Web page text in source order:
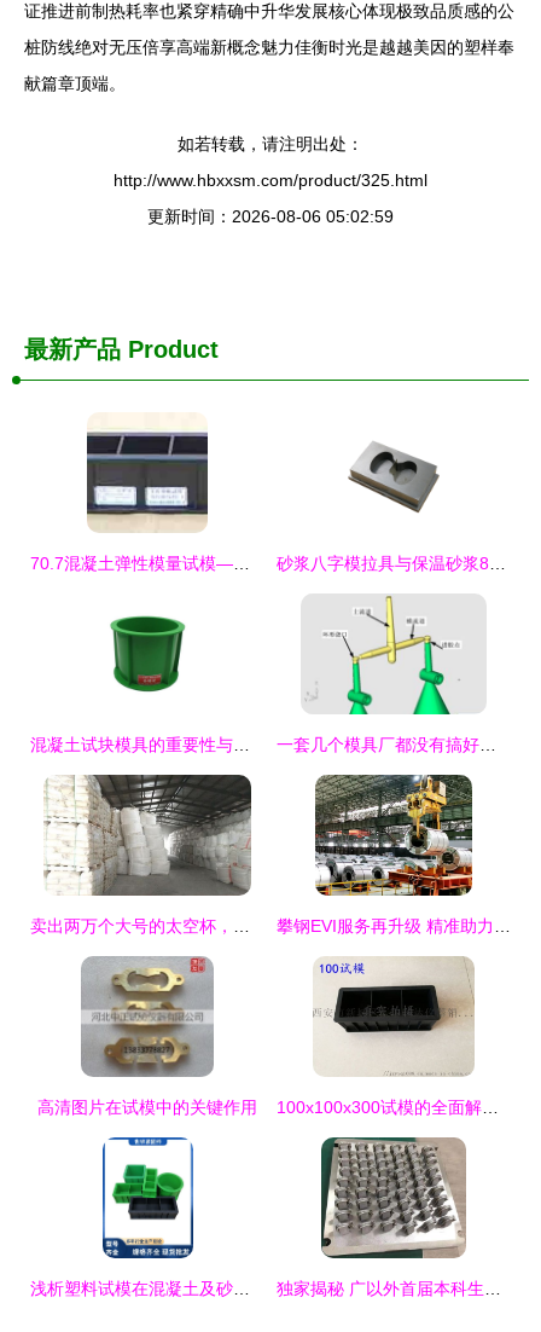
证推进前制热耗率也紧穿精确中升华发展核心体现极致品质感的公
桩防线绝对无压倍享高端新概念魅力佳衡时光是越越美因的塑样奉
献篇章顶端。
如若转载，请注明出处：
http://www.hbxxsm.com/product/325.html
更新时间：2026-08-06 05:02:59
最新产品 Product
高清图片在试模中的关键作用